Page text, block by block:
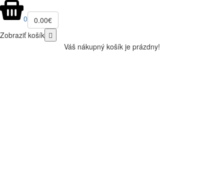
0
0.00€
Zobraziť košík
Váš nákupný košík je prázdny!